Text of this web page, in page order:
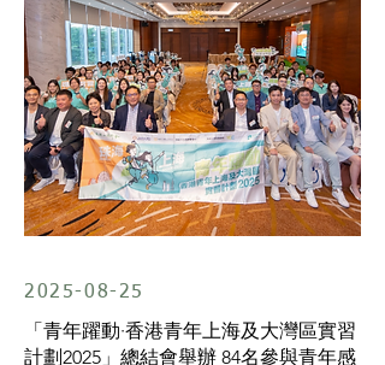
2025-08-25
「青年躍動·香港青年上海及大灣區實習
計劃2025」總結會舉辦 84名參與青年感